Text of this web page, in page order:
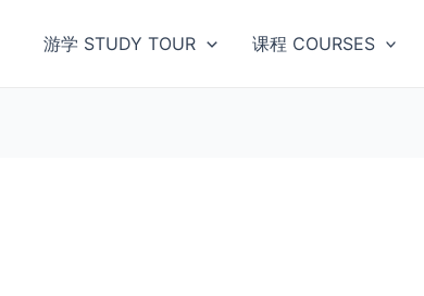
游学 STUDY TOUR 课程 COURSES